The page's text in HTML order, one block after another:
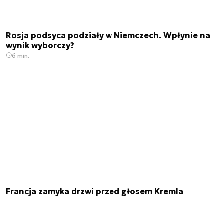
Rosja podsyca podziały w Niemczech. Wpłynie na
wynik wyborczy?
6 min.
Francja zamyka drzwi przed głosem Kremla